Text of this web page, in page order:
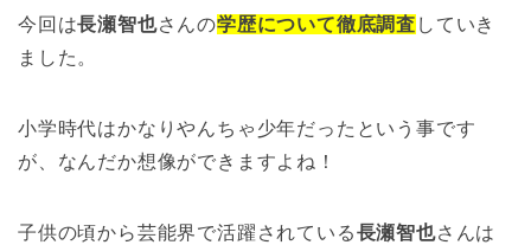
今回は長瀬智也さんの学歴について徹底調査 していき
ました。
小学時代はかなりやんちゃ少年だったという事です
が、なんだか想像ができますよね！
子供の頃から芸能界で活躍されている長瀬智也さんは